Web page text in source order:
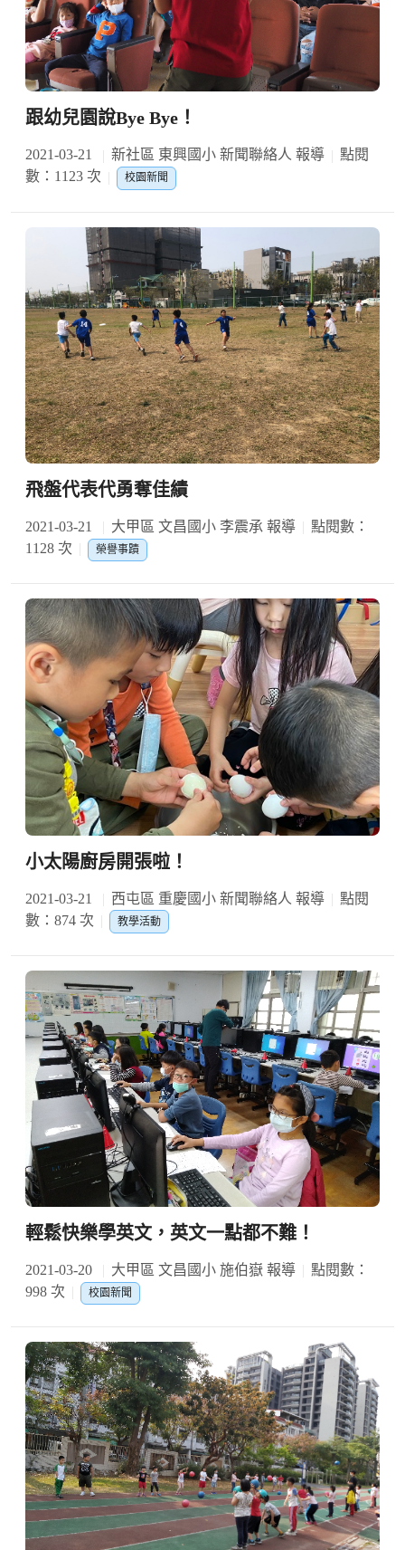
跟幼兒園說Bye Bye！
2021-03-21 新社區 東興國小 新聞聯絡人 報導
點閱
數：1123 次
校園新聞
飛盤代表代勇奪佳績
2021-03-21 大甲區 文昌國小 李震承 報導
點閱數：
1128 次
榮譽事蹟
小太陽廚房開張啦！
2021-03-21 西屯區 重慶國小 新聞聯絡人 報導
點閱
數：874 次
教學活動
輕鬆快樂學英文，英文一點都不難！
2021-03-20 大甲區 文昌國小 施伯嶽 報導
點閱數：
998 次
校園新聞